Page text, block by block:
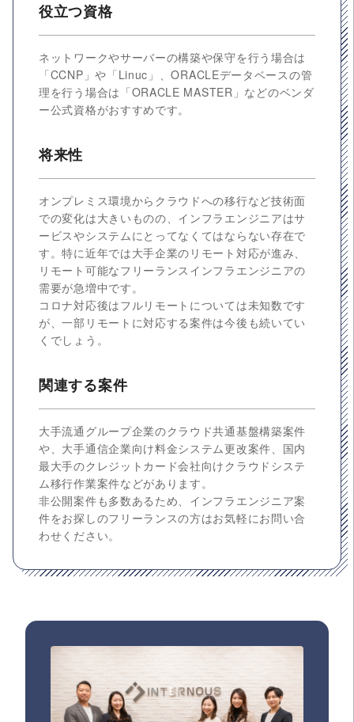
役立つ資格
ネットワークやサーバーの構築や保守を行う場合は
「CCNP」や「Linuc」、ORACLEデータベースの管
理を行う場合は「ORACLE MASTER」などのベンダ
ー公式資格がおすすめです。
将来性
オンプレミス環境からクラウドへの移行など技術面
での変化は大きいものの、インフラエンジニアはサ
ービスやシステムにとってなくてはならない存在で
す。特に近年では大手企業のリモート対応が進み、
リモート可能なフリーランスインフラエンジニアの
需要が急増中です。
コロナ対応後はフルリモートについては未知数です
が、一部リモートに対応する案件は今後も続いてい
くでしょう。
関連する案件
大手流通グループ企業のクラウド共通基盤構築案件
や、大手通信企業向け料金システム更改案件、国内
最大手のクレジットカード会社向けクラウドシステ
ム移行作業案件などがあります。
非公開案件も多数あるため、インフラエンジニア案
件をお探しのフリーランスの方はお気軽にお問い合
わせください。